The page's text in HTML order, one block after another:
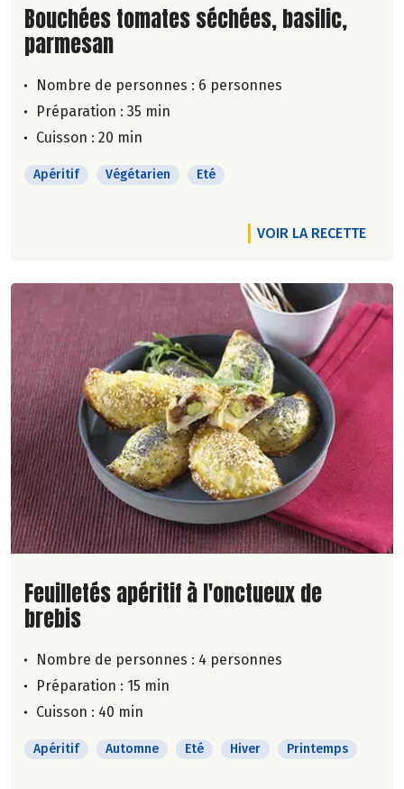
Lire la suite de la recette
Bouchées tomates séchées, basilic,
parmesan
Nombre de personnes : 6 personnes
Préparation : 35 min
Cuisson : 20 min
Apéritif Végétarien Eté
VOIR LA RECETTE
Lire la suite de la recette
Feuilletés apéritif à l'onctueux de
brebis
Nombre de personnes : 4 personnes
Préparation : 15 min
Cuisson : 40 min
Apéritif Automne Eté Hiver Printemps